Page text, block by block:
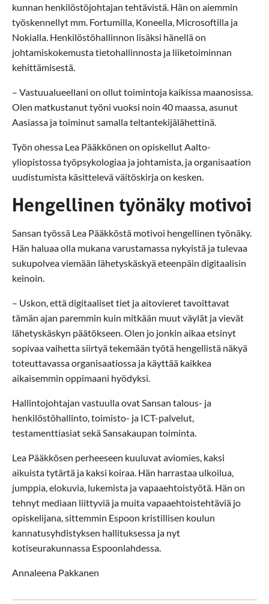
kunnan henkilöstöjohtajan tehtävistä. Hän on aiemmin
työskennellyt mm. Fortumilla, Koneella, Microsoftilla ja
Nokialla. Henkilöstöhallinnon lisäksi hänellä on
johtamiskokemusta tietohallinnosta ja liiketoiminnan
kehittämisestä.
– Vastuualueellani on ollut toimintoja kaikissa maanosissa.
Olen matkustanut työni vuoksi noin 40 maassa, asunut
Aasiassa ja toiminut samalla teltantekijälähettinä.
Työn ohessa Lea Pääkkönen on opiskellut Aalto-
yliopistossa työpsykologiaa ja johtamista, ja organisaation
uudistumista käsittelevä väitöskirja on kesken.
Hengellinen työnäky motivoi
Sansan työssä Lea Pääkköstä motivoi hengellinen työnäky.
Hän haluaa olla mukana varustamassa nykyistä ja tulevaa
sukupolvea viemään lähetyskäskyä eteenpäin digitaalisin
keinoin.
– Uskon, että digitaaliset tiet ja aitovieret tavoittavat
tämän ajan paremmin kuin mitkään muut väylät ja vievät
lähetyskäskyn päätökseen. Olen jo jonkin aikaa etsinyt
sopivaa vaihetta siirtyä tekemään työtä hengellistä näkyä
toteuttavassa organisaatiossa ja käyttää kaikkea
aikaisemmin oppimaani hyödyksi.
Hallintojohtajan vastuulla ovat Sansan talous- ja
henkilöstöhallinto, toimisto- ja ICT-palvelut,
testamenttiasiat sekä Sansakaupan toiminta.
Lea Pääkkösen perheeseen kuuluvat aviomies, kaksi
aikuista tytärtä ja kaksi koiraa. Hän harrastaa ulkoilua,
jumppia, elokuvia, lukemista ja vapaaehtoistyötä. Hän on
tehnyt mediaan liittyviä ja muita vapaaehtoistehtäviä jo
opiskelijana, sittemmin Espoon kristillisen koulun
kannatusyhdistyksen hallituksessa ja nyt
kotiseurakunnassa Espoonlahdessa.
Annaleena Pakkanen